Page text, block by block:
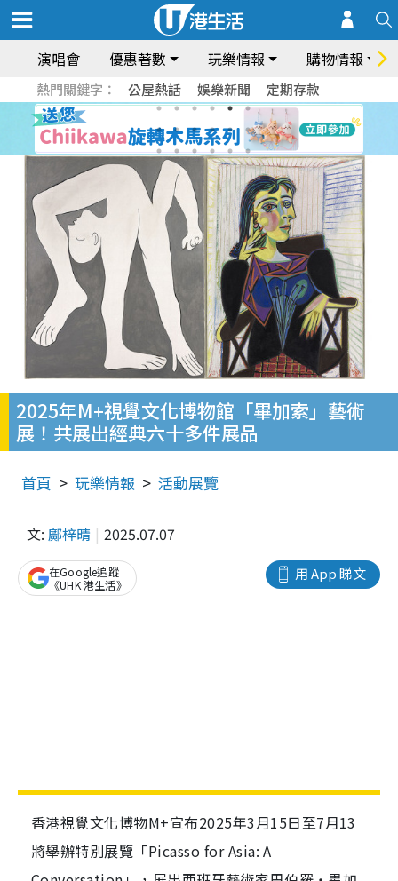
演唱會 優惠著數 玩樂情報 購物情報
熱門關鍵字： 公屋熱話 娛樂新聞 定期存款
2025年M+視覺文化博物館「畢加索」藝術
展！共展出經典六十多件展品
首頁 玩樂情報 活動展覽
文: 鄺梓晴 2025.07.07
用 App 睇文
在Google追蹤
《UHK 港生活》
香港視覺文化博物M+宣布2025年3月15日至7月13
將舉辦特別展覽「Picasso for Asia: A